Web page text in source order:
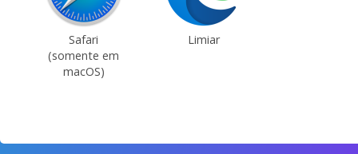
Safari
(somente em
macOS)
Limiar